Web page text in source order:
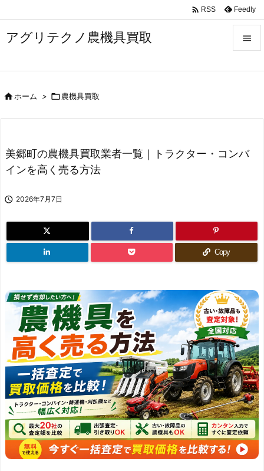
アグリテクノ農機具買取 


 RSS Feedly
ホーム > 農機具買取
美郷町の農機具買取業者一覧｜トラクター・コンバ
インを高く売る方法
 2026年7月7日
Copy